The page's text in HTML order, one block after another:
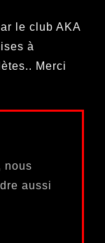
le club AKA
à
Merci
nous
aussi